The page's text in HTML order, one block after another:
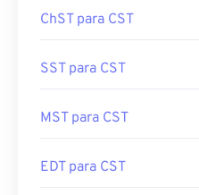
ChST para CST
SST para CST
MST para CST
EDT para CST